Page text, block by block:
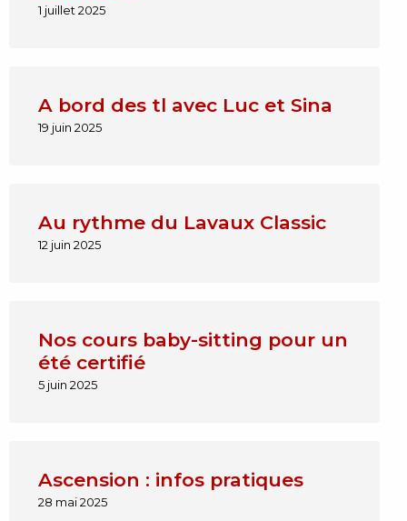
1 juillet 2025
A bord des tl avec Luc et Sina
19 juin 2025
Au rythme du Lavaux Classic
12 juin 2025
Nos cours baby-sitting pour un
été certifié
5 juin 2025
Ascension : infos pratiques
28 mai 2025